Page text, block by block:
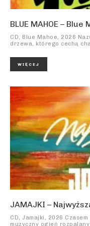
BLUE MAHOE – Blue
CD, Blue Mahoe, 2026 Nazwa grupy nawiązuje do jamajskiego
drzewa, którego cechą
WIĘCEJ
JAMAJKI –
CD, Jamajki, 2026 Czasem zastanawiam się kto poniesie w tym kraju
muzyczny ogień